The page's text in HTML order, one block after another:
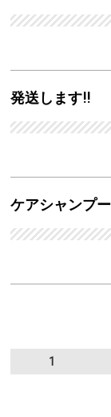
プロダクト
RECRUIT
ご予約はこちら
発送します!!
ケアシャンプ
1